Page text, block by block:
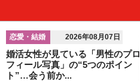
恋愛・結婚 2026年08月07日
婚活女性が見ている「男性のプロ
フィール写真」の“5つのポイン
ト”…会う前か...